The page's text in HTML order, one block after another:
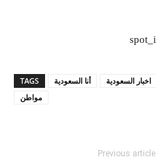
TAGS أنا السعودية اخبار السعودية
مواطن
Previous article